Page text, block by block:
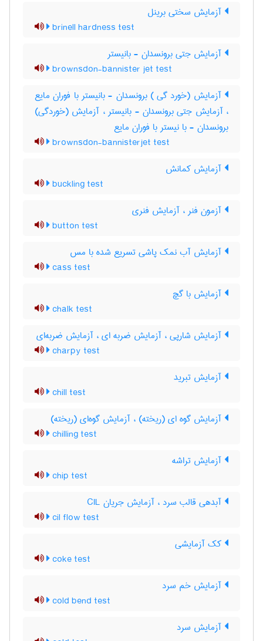
آزمایش سختی برینل
brinell hardness test
آزمایش جتی برونسدان - بانیستر
brownsdon-bannister jet test
آزمایش (خورد گی ) برونسدان - بانیستر با فوران مایع
، آزمایش جتی برونسدان - بانیستر ، آزمایش (خوردگی)
برونسدان - با نیستر با فوران مایع
brownsdon-bannisterjet test
آزمایش کمانش
buckling test
آزمون فنر ، آزمایش فنری
button test
آزمایش آب نمک پاشی تسریع شده با مس
cass test
آزمایش با گچ
chalk test
آزمایش شارپی ، آزمایش ضربه ای ، آزمایش ضربه‌ای
charpy test
آزمایش تبرید
chill test
آزمایش گوه ای (ریخته) ، آزمایش گوه‌ای (ریخته)
chilling test
آزمایش تراشه
chip test
آبدهی قالب سرد ، آزمایش جریان CIL
cil flow test
کک آزمایشی
coke test
آزمایش خم سرد
cold bend test
آزمایش سرد